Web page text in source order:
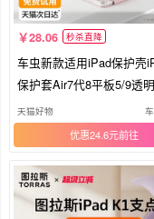
28.06 秒杀直降
车虫新款适用iPad保护壳
保护套Air7代8平板5/9透
o带笔槽10防弯12摔6九
果mini电脑2外
天猫好物
优惠24.6元